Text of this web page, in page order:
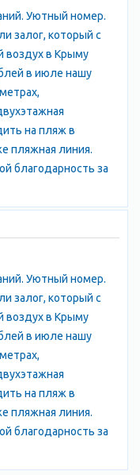
баров и магазинов,
как аттракционы,
есть множество
Например, это
на скале над
"Крым в
копии всех
где
и многое
пляжами, которые
побережье. Здесь
и чистым
разнообразием:
В целом, Алушта
и развлечений.
чтобы провести время
Крыма.
Уютный номер.
залог, который с
воздух в Крыму
в июле нашу
на пляж в
пляжная линия.
благодарность за
Уютный номер.
залог, который с
воздух в Крыму
в июле нашу
на пляж в
пляжная линия.
благодарность за